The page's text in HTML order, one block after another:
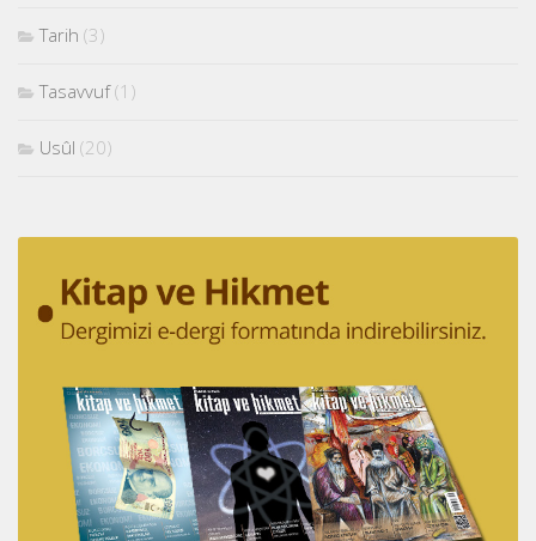
Tarih (3)
Tasavvuf(1)
Usûl (20)